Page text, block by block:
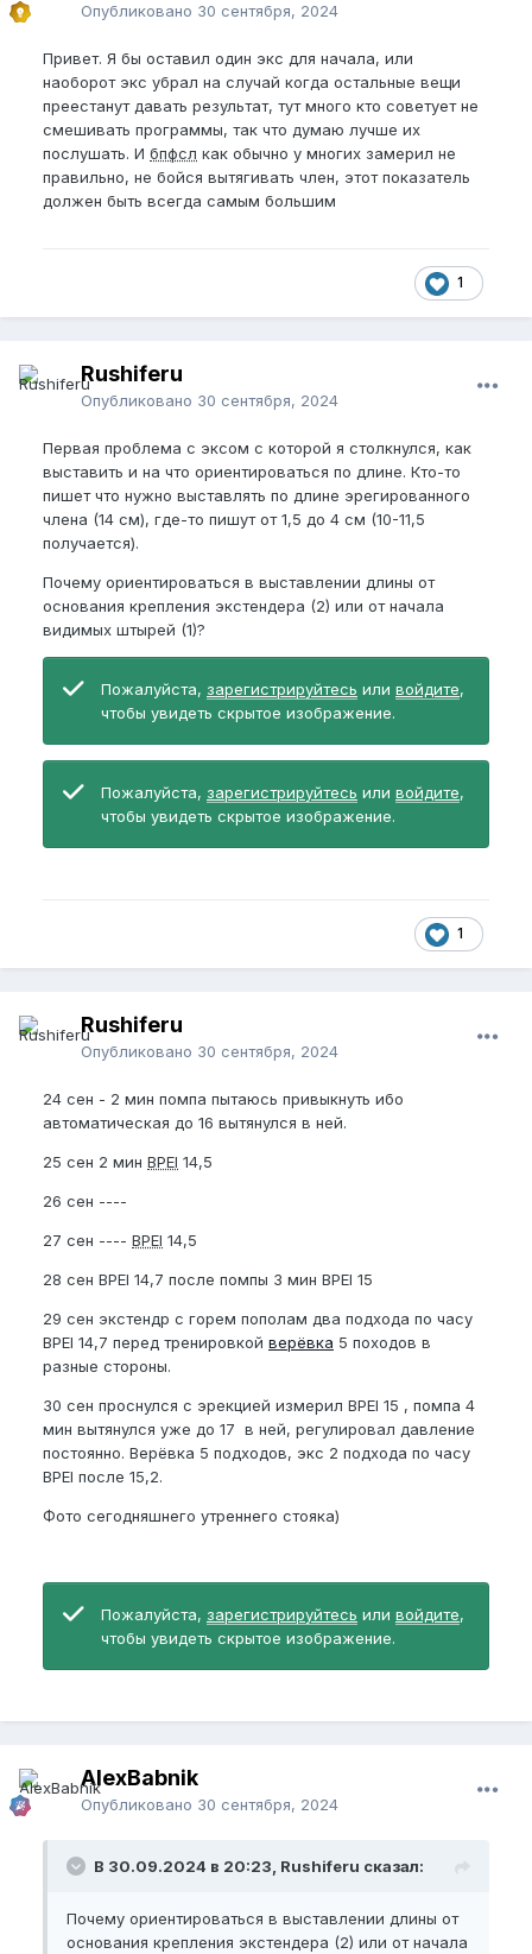
Опубликовано 30 сентября, 2024
Привет. Я бы оставил один экс для начала, или
наоборот экс убрал на случай когда остальные вещи
преестанут давать результат, тут много кто советует не
смешивать программы, так что думаю лучше их
послушать. И бпфсл как обычно у многих замерил не
правильно, не бойся вытягивать член, этот показатель
должен быть всегда самым большим
1
Rushiferu
Опубликовано 30 сентября, 2024
Первая проблема с эксом с которой я столкнулся, как
выставить и на что ориентироваться по длине. Кто-то
пишет что нужно выставлять по длине эрегированного
члена (14 см), где-то пишут от 1,5 до 4 см (10-11,5
получается).
Почему ориентироваться в выставлении длины от
основания крепления экстендера (2) или от начала
видимых штырей (1)?
Пожалуйста, зарегистрируйтесь или войдите,
чтобы увидеть скрытое изображение.
Пожалуйста, зарегистрируйтесь или войдите,
чтобы увидеть скрытое изображение.
1
Rushiferu
Опубликовано 30 сентября, 2024
24 сен - 2 мин помпа пытаюсь привыкнуть ибо
автоматическая до 16 вытянулся в ней.
25 сен 2 мин BPEl 14,5
26 сен ----
27 сен ---- BPEl 14,5
28 сен BPEI 14,7 после помпы 3 мин BPEI 15
29 сен экстендр с горем пополам два подхода по часу
BPEI 14,7 перед тренировкой верёвка 5 походов в
разные стороны.
30 cен проснулся с эрекцией измерил BPEI 15 , помпа 4
мин вытянулся уже до 17 в ней, регулировал давление
постоянно. Верёвка 5 подходов, экс 2 подхода по часу
BPEI после 15,2.
Фото сегодняшнего утреннего стояка)
Пожалуйста, зарегистрируйтесь или войдите,
чтобы увидеть скрытое изображение.
AlexBabnik
Опубликовано 30 сентября, 2024
В 30.09.2024 в 20:23, Rushiferu сказал:
Почему ориентироваться в выставлении длины от
основания крепления экстендера (2) или от начала